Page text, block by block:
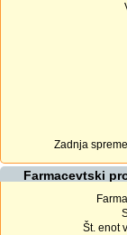
Zadnja
Farmacevtski
Št. enot